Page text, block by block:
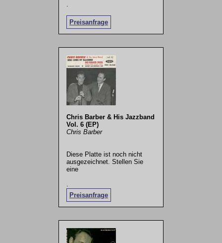
Preisanfrage
.
Chris Barber & His Jazzband
Vol. 6 (EP)
Chris Barber
Diese Platte ist noch nicht
ausgezeichnet. Stellen Sie
eine
Preisanfrage